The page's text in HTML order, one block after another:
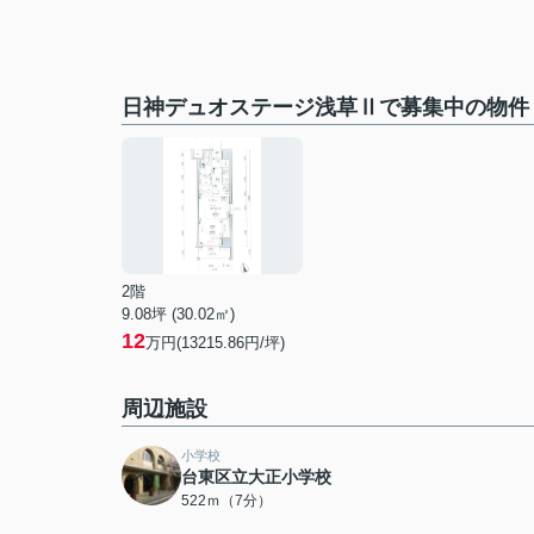
日神デュオステージ浅草Ⅱで募集中の物件
2階
9.08坪 (30.02㎡)
12万円(13215.86円/坪)
周辺施設
小学校
台東区立大正小学校
522ｍ（7分）